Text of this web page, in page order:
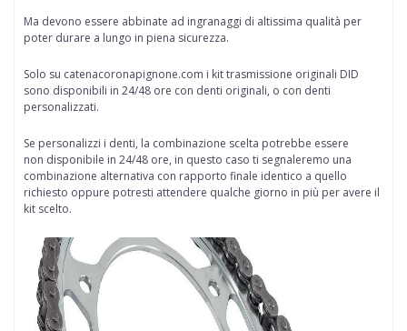
Ma devono essere abbinate ad ingranaggi di altissima qualità per
poter durare a lungo in piena sicurezza.
Solo su catenacoronapignone.com i kit trasmissione originali DID
sono disponibili in 24/48 ore con denti originali, o con denti
personalizzati.
Se personalizzi i denti, la combinazione scelta potrebbe essere
non disponibile in 24/48 ore, in questo caso ti segnaleremo una
combinazione alternativa con rapporto finale identico a quello
richiesto oppure potresti attendere qualche giorno in più per avere il
kit scelto.